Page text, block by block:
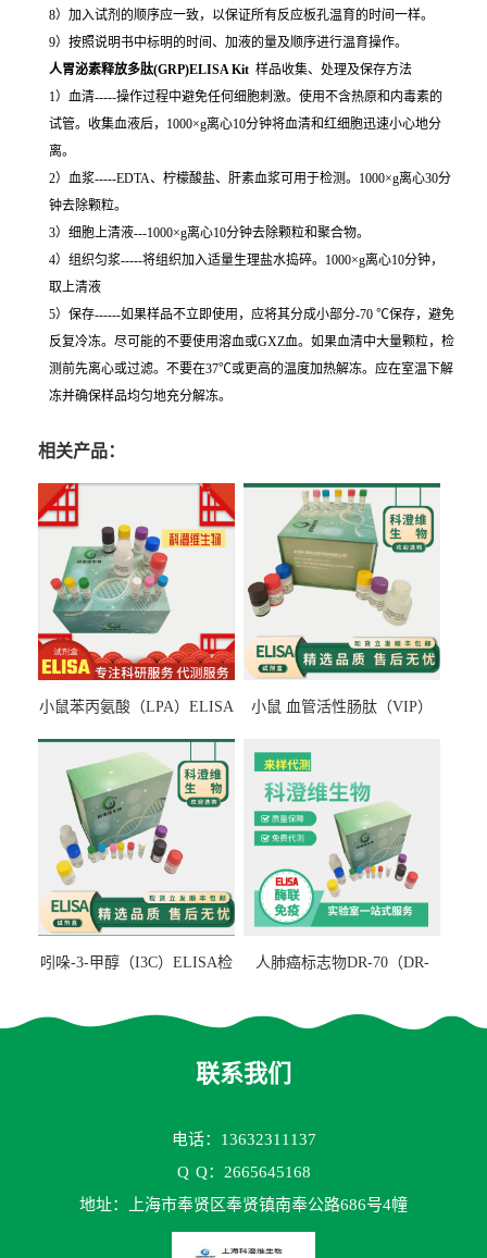
8）加入试剂的顺序应一致，以保证所有反应板孔温育的时间一样。
9）按照说明书中标明的时间、加液的量及顺序进行温育操作。
人胃泌素释放多肽(GRP)ELISA Kit 样品收集、处理及保存方法
1）血清-----操作过程中避免任何细胞刺激。使用不含热原和内毒素的
试管。收集血液后，1000×g离心10分钟将血清和红细胞迅速小心地分
离。
2）血浆-----EDTA、柠檬酸盐、肝素血浆可用于检测。1000×g离心30分
钟去除颗粒。
3）细胞上清液---1000×g离心10分钟去除颗粒和聚合物。
4）组织匀浆-----将组织加入适量生理盐水捣碎。1000×g离心10分钟，
取上清液
5）保存------如果样品不立即使用，应将其分成小部分-70 ℃保存，避免
反复冷冻。尽可能的不要使用溶血或GXZ血。如果血清中大量颗粒，检
测前先离心或过滤。不要在37℃或更高的温度加热解冻。应在室温下解
冻并确保样品均匀地充分解冻。
相关产品：
小鼠苯丙氨酸（LPA）ELISA
小鼠 血管活性肠肽（VIP）
吲哚-3-甲醇（I3C）ELISA检
人肺癌标志物DR-70（DR-
联系我们
电话：13632311137
Q Q：2665645168
地址：上海市奉贤区奉贤镇南奉公路686号4幢